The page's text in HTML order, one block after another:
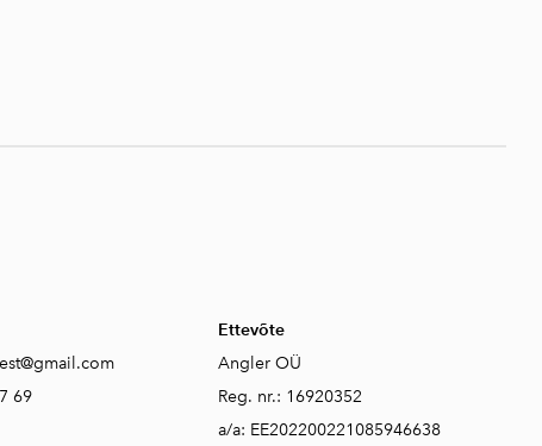
69
Ettevõte
Angler OÜ
Reg. nr.: 16920352
a/a: EE202200221085946638